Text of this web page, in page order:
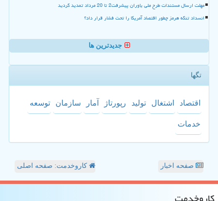
مهلت ارسال مستندات طرح ملی یاوران پیشرفت2 تا 20 مرداد تمدید گردید
انسداد تنگه هرمز چطور اقتصاد آمریکا را تحت فشار قرار داد؟
جدیدترین ها
تگها
اقتصاد اشتغال تولید رپورتاژ آمار سازمان توسعه
خدمات
صفحه اخبار کاروخدمت: صفحه اصلی